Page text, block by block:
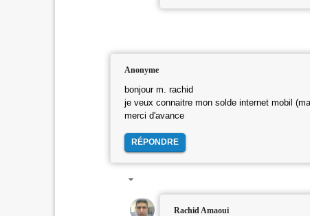
Anonyme
bonjour m. rachid
je veux connaitre mon solde internet mobil
merci d'avance
RÉPONDRE
Rachid Amaoui